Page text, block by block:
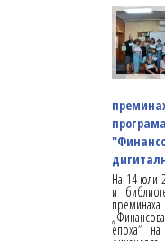
На 14 юли
и
епоха“ на